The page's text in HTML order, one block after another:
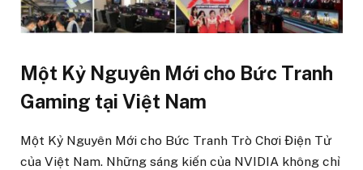
Một Kỷ Nguyên Mới cho Bức Tranh
Gaming tại Việt Nam
Một Kỷ Nguyên Mới cho Bức Tranh Trò Chơi Điện Tử
của Việt Nam. Những sáng kiến của NVIDIA không chỉ